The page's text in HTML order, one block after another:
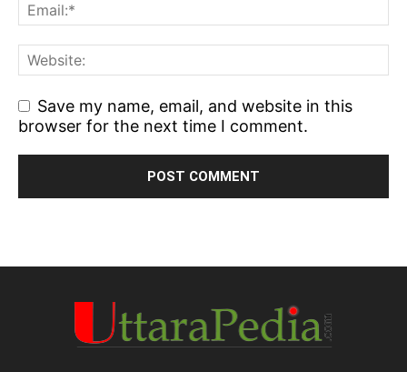
Save my name, email, and website in this
browser for the next time I comment.